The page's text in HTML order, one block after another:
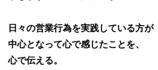
日々の営業行為を実践している方が
中心となって心で感じたことを、
心で伝える。